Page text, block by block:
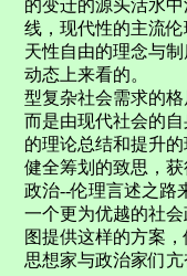
的变迁的源头活水
线，现代性的主流
天性自由的理念与
动态上来看的。 再
型复杂社会需求的
而是由现代社会的
的理论总结和提升
健全筹划的致思，
政治--伦理言述之路
一个更为优越的社
图提供这样的方案
思想家与政治家们